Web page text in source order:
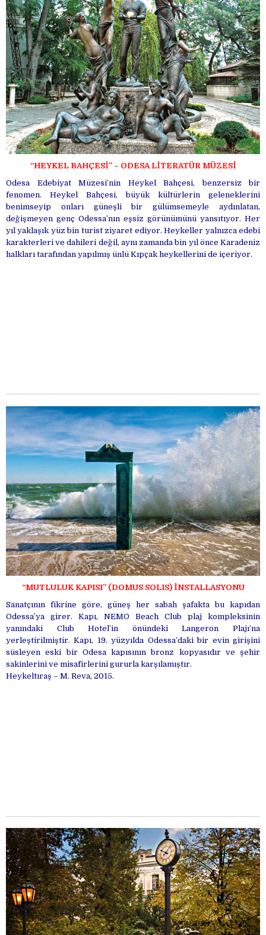
“HEYKEL BAHÇESİ” – ODESA LİTERATÜR MÜZESİ
Odesa Edebiyat Müzesi’nin Heykel Bahçesi, benzersiz bir
fenomen. Heykel Bahçesi, büyük kültürlerin geleneklerini
benimseyip onları güneşli bir gülümsemeyle aydınlatan,
değişmeyen genç Odessa’nın eşsiz görünümünü yansıtıyor. Her
yıl yaklaşık yüz bin turist ziyaret ediyor. Heykeller yalnızca edebi
karakterleri ve dahileri değil, aynı zamanda bin yıl önce Karadeniz
halkları tarafından yapılmış ünlü Kıpçak heykellerini de içeriyor.
“MUTLULUK KAPISI” (DOMUS SOLIS) İNSTALLASYONU
Sanatçının fikrine göre, güneş her sabah şafakta bu kapıdan
Odessa’ya girer. Kapı, NEMO Beach Club plaj kompleksinin
yanındaki Club Hotel’in önündeki Langeron Plajı’na
yerleştirilmiştir. Kapı, 19. yüzyılda Odessa’daki bir evin girişini
süsleyen eski bir Odesa kapısının bronz kopyasıdır ve şehir
sakinlerini ve misafirlerini gururla karşılamıştır.
Heykeltıraş – M. Reva, 2015.